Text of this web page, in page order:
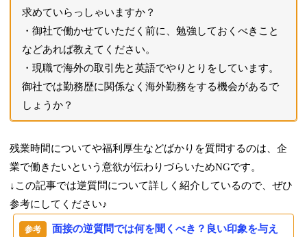
求めていらっしゃいますか？
・御社で働かせていただく前に、勉強しておくべきこと
などあれば教えてください。
・現職で海外の取引先と英語でやりとりをしています。
御社では勤務歴に関係なく海外勤務をする機会があるで
しょうか？
残業時間についてや福利厚生などばかりを質問するのは、企
業で働きたいという意欲が伝わりづらいためNGです。
↓この記事では逆質問について詳しく紹介しているので、ぜひ
参考にしてください♪
面接の逆質問では何を聞くべき？良い印象を与え